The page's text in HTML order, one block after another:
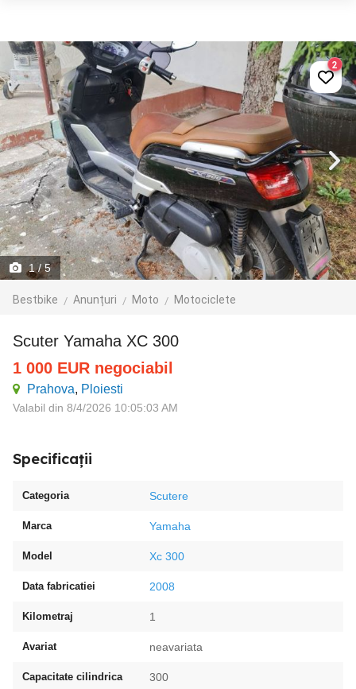
1/ 5
Bestbike Anunțuri Moto Motociclete
2
Scuter Yamaha XC 300
1 000 EUR negociabil
Prahova, Ploiesti
Valabil din 8/4/2026 10:05:03 AM
Specificații
Categoria Scutere
Marca Yamaha
Model Xc 300
Data fabricatiei 2008
Kilometraj 1
Avariat neavariata
Capacitate cilindrica 300